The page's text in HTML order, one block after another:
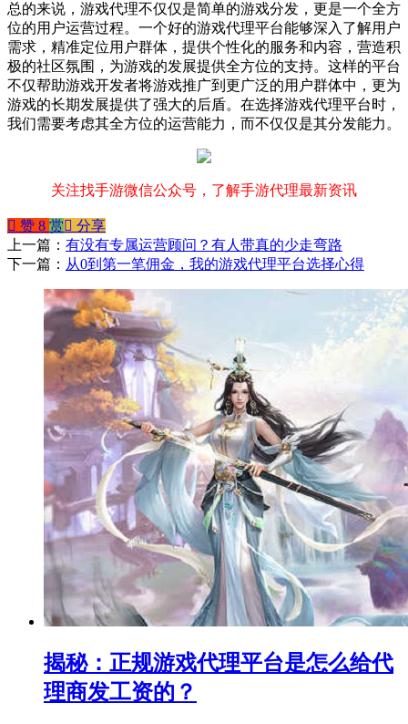
总的来说，游戏代理不仅仅是简单的游戏分发，更是一个全方
位的用户运营过程。一个好的游戏代理平台能够深入了解用户
需求，精准定位用户群体，提供个性化的服务和内容，营造积
极的社区氛围，为游戏的发展提供全方位的支持。这样的平台
不仅帮助游戏开发者将游戏推广到更广泛的用户群体中，更为
游戏的长期发展提供了强大的后盾。在选择游戏代理平台时，
我们需要考虑其全方位的运营能力，而不仅仅是其分发能力。
关注找手游微信公众号，了解手游代理最新资讯
󰄼 赞 8 赏󰄯 分享
上一篇： 有没有专属运营顾问？有人带真的少走弯路
下一篇： 从0到第一笔佣金，我的游戏代理平台选择心得
揭秘：正规游戏代理平台是怎么给代
理商发工资的？